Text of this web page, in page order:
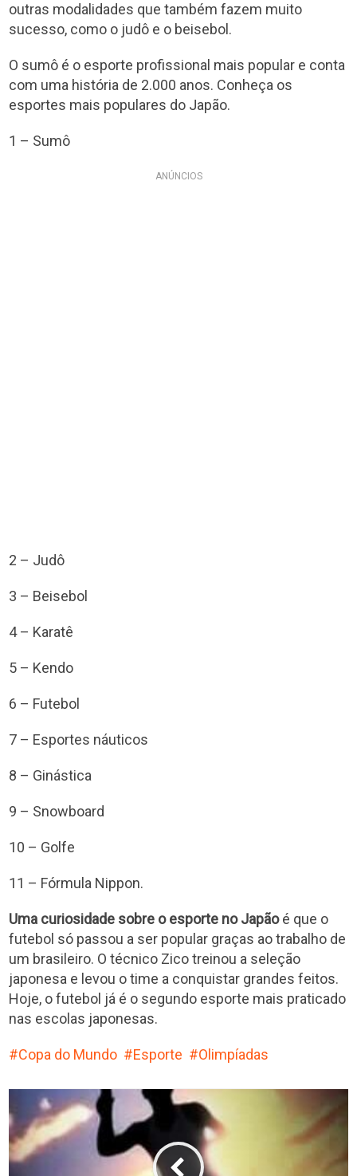
outras modalidades que também fazem muito
sucesso, como o judô e o beisebol.
O sumô é o esporte profissional mais popular e conta
com uma história de 2.000 anos. Conheça os
esportes mais populares do Japão.
1 – Sumô
ANÚNCIOS
2 – Judô
3 – Beisebol
4 – Karatê
5 – Kendo
6 – Futebol
7 – Esportes náuticos
8 – Ginástica
9 – Snowboard
10 – Golfe
11 – Fórmula Nippon.
Uma curiosidade sobre o esporte no Japãoé que o
futebol só passou a ser popular graças ao trabalho de
um brasileiro. O técnico Zico treinou a seleção
japonesa e levou o time a conquistar grandes feitos.
Hoje, o futebol já é o segundo esporte mais praticado
nas escolas japonesas.
Copa do Mundo Esporte Olimpíadas